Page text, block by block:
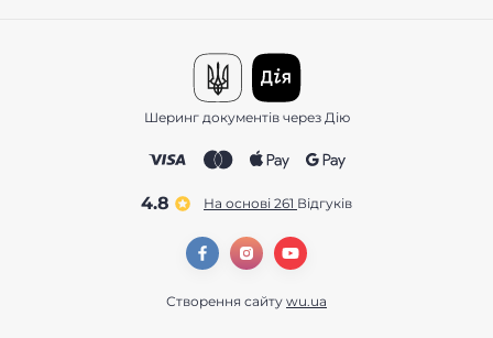
Шеринг документів через Дію
4.8 На основі 261 відгуків
Створення сайту wu.ua